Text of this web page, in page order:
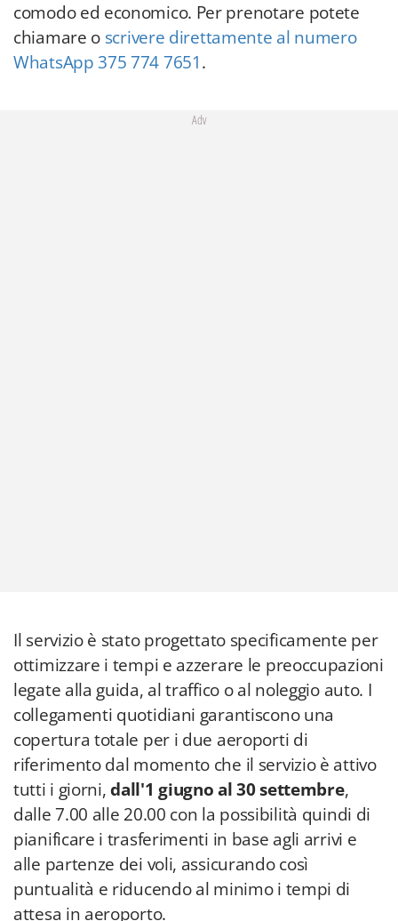
comodo ed economico. Per prenotare potete
chiamare o scrivere direttamente al numero
WhatsApp 375 774 7651.
Adv
Il servizio è stato progettato specificamente per
ottimizzare i tempi e azzerare le preoccupazioni
legate alla guida, al traffico o al noleggio auto. I
collegamenti quotidiani garantiscono una
copertura totale per i due aeroporti di
riferimento dal momento che il servizio è attivo
tutti i giorni,dall'1 giugno al 30 settembre,
dalle 7.00 alle 20.00 con la possibilità quindi di
pianificare i trasferimenti in base agli arrivi e
alle partenze dei voli, assicurando così
puntualità e riducendo al minimo i tempi di
attesa in aeroporto.